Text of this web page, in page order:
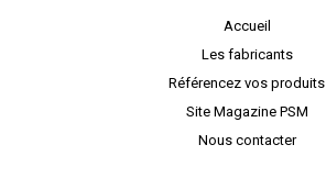
Accueil
Les fabricants
Référencez vos produits
Site Magazine PSM
Nous contacter